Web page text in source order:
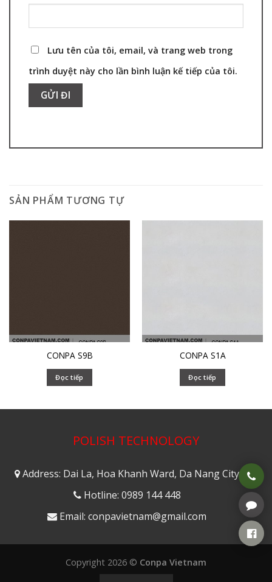
Lưu tên của tôi, email, và trang web trong
trình duyệt này cho lần bình luận kế tiếp của tôi.
SẢN PHẨM TƯƠNG TỰ
CONPA S9B
Đọc tiếp
CONPA S1A
Đọc tiếp
POLISH TECHNOLOGY
Address: Dai La, Hoa Khanh Ward, Da Nang City
Hotline: 0989 144 448
Email: conpavietnam@gmail.com
Copyright 2026 © Conpa Vietnam